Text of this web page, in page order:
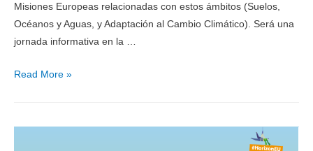
Misiones Europeas relacionadas con estos ámbitos (Suelos,
Océanos y Aguas, y Adaptación al Cambio Climático). Será una
jornada informativa en la …
Read More »